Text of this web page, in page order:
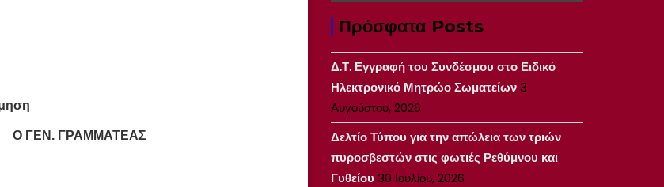
ΓΡΑΜΜΑΤΕΑΣ
Πρόσφατα Posts
Δ.Τ. Εγγραφή του Συνδέσμου στο Ειδικό
Ηλεκτρονικό Μητρώο Σωματείων3
Αυγούστου, 2026
Δελτίο Τύπου για την απώλεια των τριών
πυροσβεστών στις φωτιές Ρεθύμνου και
Γυθείου 30 Ιουλίου, 2026